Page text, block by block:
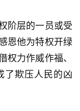
阶层的一员或受
恩他为特权开绿
权力作威作福、
了欺压人民的凶